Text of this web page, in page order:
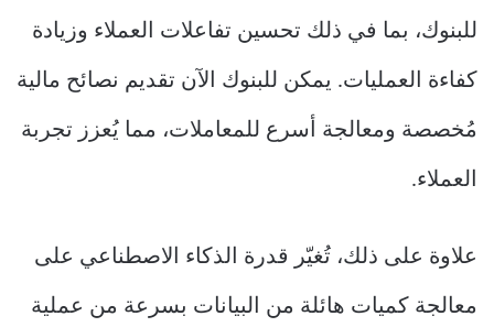
للبنوك، بما في ذلك تحسين تفاعلات العملاء وزيادة
كفاءة العمليات. يمكن للبنوك الآن تقديم نصائح مالية
مُخصصة ومعالجة أسرع للمعاملات، مما يُعزز تجربة
العملاء.
علاوة على ذلك، تُغيّر قدرة الذكاء الاصطناعي على
معالجة كميات هائلة من البيانات بسرعة من عملية